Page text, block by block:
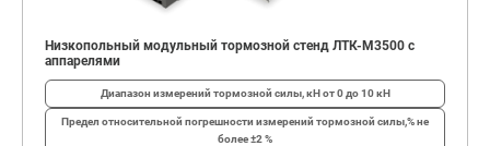
Низкопольный модульный тормозной стенд ЛТК-М3500 с
аппарелями
Диапазон измерений тормозной силы, кНот 0 до 10 кН
Предел относительной погрешности измерений тормозной силы,%не
более ±2 %